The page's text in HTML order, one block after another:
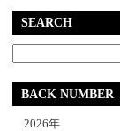
SEARCH
BACK NUMBER
2026年